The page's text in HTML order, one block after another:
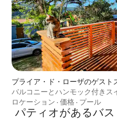
プライア・ド・ローザのゲスト
バルコニーとハンモック付きス
ロケーション · 価格 · プール
パティオがあるバ